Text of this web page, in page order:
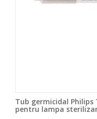
Tub germicidal Philips
pentru lampa